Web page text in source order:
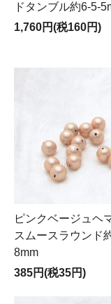
ドタンブル約6-5-
1,760円(税160円)
ピンクベージュヘ
スムースラウンド
8mm
385円(税35円)